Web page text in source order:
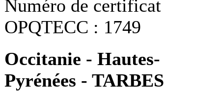
Numéro de certificat
OPQTECC : 1749
Occitanie - Hautes-
Pyrénées - TARBES